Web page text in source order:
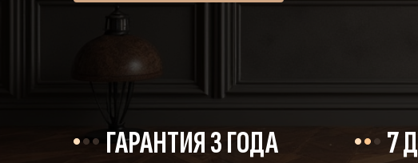
ГАРАНТИЯ 3 ГОДА 7